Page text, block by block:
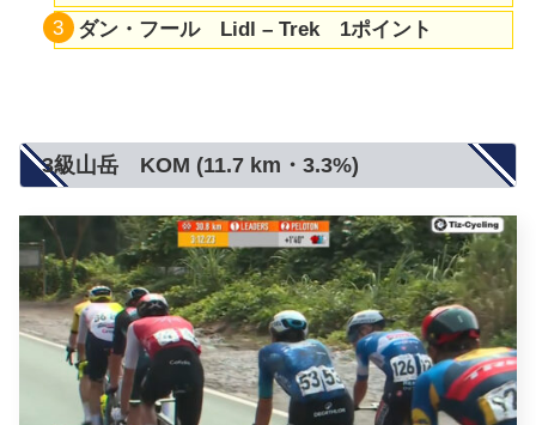
ダン・フール Lidl – Trek 1ポイント
3級山岳 KOM (11.7 km・3.3%)